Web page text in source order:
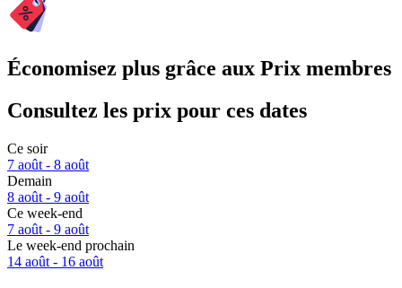
Économisez plus grâce aux Prix membres
Consultez les prix pour ces dates
Ce soir
7 août - 8 août
Demain
8 août - 9 août
Ce week-end
7 août - 9 août
Le week-end prochain
14 août - 16 août